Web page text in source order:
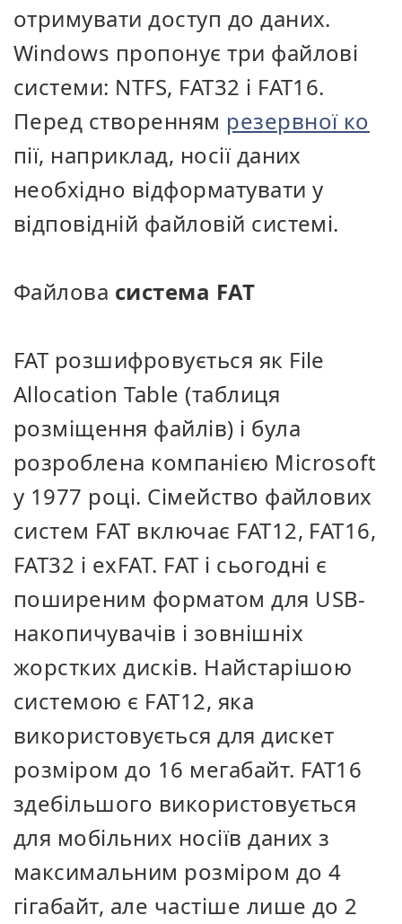
отримувати доступ до даних.
Windows пропонує три файлові
системи: NTFS, FAT32 і FAT16.
Перед створенням резервної ко
пії, наприклад, носії даних
необхідно відформатувати у
відповідній файловій системі.
Файлова система FAT
FAT розшифровується як File
Allocation Table (таблиця
розміщення файлів) і була
розроблена компанією Microsoft
у 1977 році. Сімейство файлових
систем FAT включає FAT12, FAT16,
FAT32 і exFAT. FAT і сьогодні є
поширеним форматом для USB-
накопичувачів і зовнішніх
жорстких дисків. Найстарішою
системою є FAT12, яка
використовується для дискет
розміром до 16 мегабайт. FAT16
здебільшого використовується
для мобільних носіїв даних з
максимальним розміром до 4
гігабайт, але частіше лише до 2